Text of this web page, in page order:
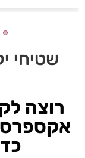
שטיחי
רוצה